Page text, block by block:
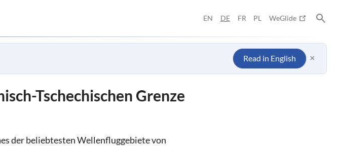
EN DE FR PL WeGlide
Read in English ×
Tschechischen Grenze
der beliebtesten Wellenfluggebiete von